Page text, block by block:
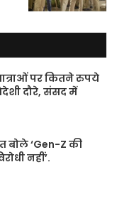
पर कितने रुपये
दौरे, संसद में
बोले ‘Gen-Z की
नहीं’.